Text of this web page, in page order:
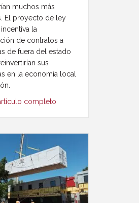
muchos más
El proyecto de ley
la
de contratos a
de fuera del estado
sus
en la economía local
completo